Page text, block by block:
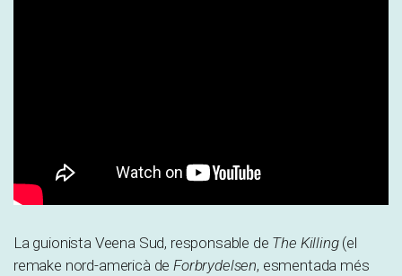
La guionista Veena Sud, responsable de The Killing(el
remake nord-americà deForbrydelsen, esmentada més